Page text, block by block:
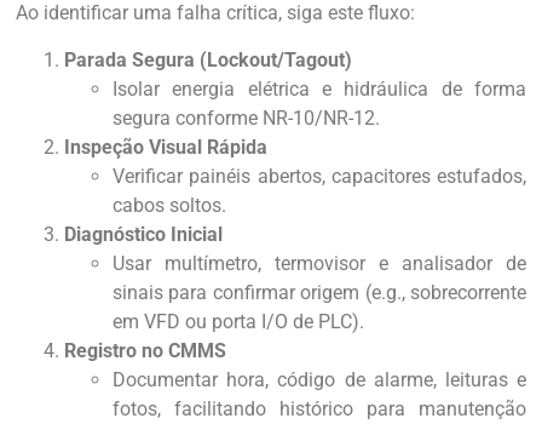
Ao identificar uma falha crítica, siga este fluxo:
Parada Segura (Lockout/Tagout)
Isolar energia elétrica e hidráulica de forma
segura conforme NR-10/NR-12.
Inspeção Visual Rápida
Verificar painéis abertos, capacitores estufados,
cabos soltos.
Diagnóstico Inicial
Usar multímetro, termovisor e analisador de
sinais para confirmar origem (e.g., sobrecorrente
em VFD ou porta I/O de PLC).
Registro no CMMS
Documentar hora, código de alarme, leituras e
fotos, facilitando histórico para manutenção